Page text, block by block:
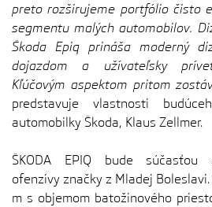
preto rozširujeme portfólio čisto
segmentu malých automobilov.
Škoda Epiq prináša moderný
dojazdom a užívateľsky
Kľúčovým aspektom pritom
predstavuje vlastnosti
automobilky Škoda, Klaus Zellmer.
ŠKODA EPIQ bude súčasťou
ofenzívy značky z Mladej
m s objemom batožinového